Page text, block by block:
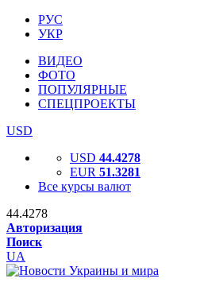
РУС
УКР
ВИДЕО
ФОТО
ПОПУЛЯРНЫЕ
СПЕЦПРОЕКТЫ
USD
USD 44.4278
EUR 51.3281
Все курсы валют
44.4278
Авторизация
Поиск
UA